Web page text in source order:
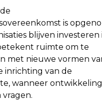
is
blijven investeren
ruimte om te
met nieuwe vormen
inrichting van de
wanneer